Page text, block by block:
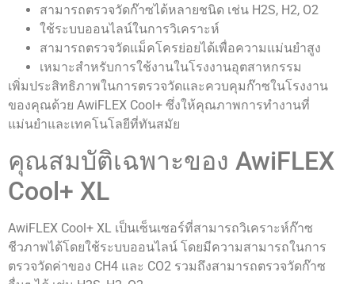
สามารถตรวจวัดก๊าซได้หลายชนิด เช่น H2S, H2, O2
ใช้ระบบออนไลน์ในการวิเคราะห์
สามารถตรวจวัดแม็คโครย่อยได้เพื่อความแม่นยำสูง
เหมาะสำหรับการใช้งานในโรงงานอุตสาหกรรม
เพิ่มประสิทธิภาพในการตรวจวัดและควบคุมก๊าซในโรงงาน
ของคุณด้วย AwiFLEX Cool+ ซึ่งให้คุณภาพการทำงานที่
แม่นยำและเทคโนโลยีที่ทันสมัย
คุณสมบัติเฉพาะของ AwiFLEX
Cool+ XL
AwiFLEX Cool+ XL เป็นเซ็นเซอร์ที่สามารถวิเคราะห์ก๊าซ
ชีวภาพได้โดยใช้ระบบออนไลน์ โดยมีความสามารถในการ
ตรวจวัดค่าของ CH4 และ CO2 รวมถึงสามารถตรวจวัดก๊าซ